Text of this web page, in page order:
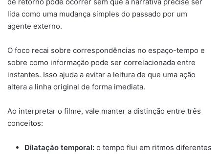
lida como uma mudança simples do passado por um
agente externo.
O foco recai sobre correspondências no espaço-tempo e
sobre como informação pode ser correlacionada entre
instantes. Isso ajuda a evitar a leitura de que uma ação
altera a linha original de forma imediata.
Ao interpretar o filme, vale manter a distinção entre três
conceitos:
Dilatação temporal: o tempo flui em ritmos diferentes